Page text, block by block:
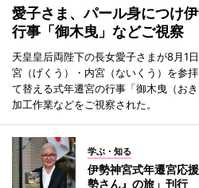
愛子さま、パール身につけ
行事「御木曳」などご視察
天皇皇后両陛下の長女愛子さまが8月1
宮（げくう）・内宮（ないくう）を参
て替える式年遷宮の行事「御木曳（お
加工作業などをご視察された。
学ぶ・知る
伊勢神宮式年遷宮応
勢さん』の旅」刊行